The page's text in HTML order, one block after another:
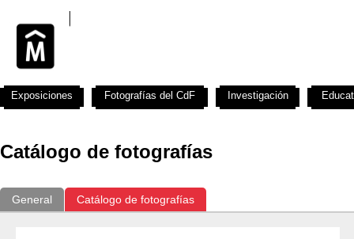
Catálogo de fotografías
General Catálogo de fotografías
Exposiciones Fotografías del CdF Investigación